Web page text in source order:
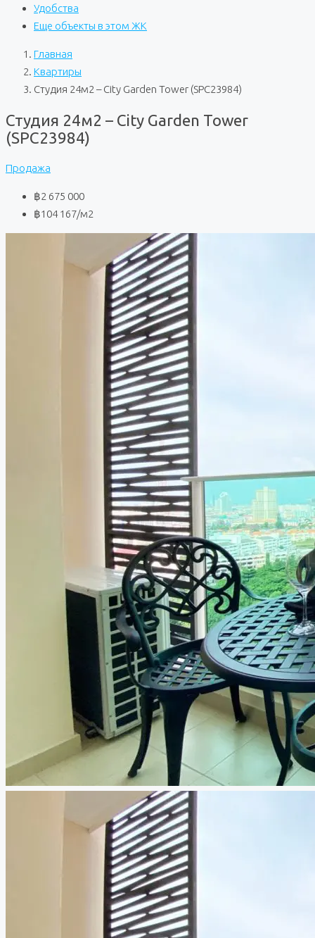
Удобства
Еще объекты в этом ЖК
Главная
Квартиры
Студия 24м2 – City Garden Tower (SPC23984)
Студия 24м2 – City Garden Tower
(SPC23984)
Продажа
฿2 675 000
฿104 167/м2